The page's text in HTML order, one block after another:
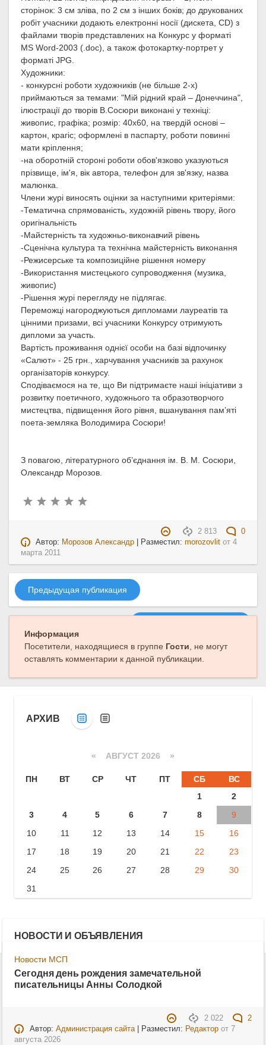
сторінок: 3 см зліва, по 2 см з інших боків; до друкованих
робіт учасники додають електронні носії (дискета, CD) з
файлами творів представлених на Конкурс у форматі
MS Word-2003 (.doc), а також фотокартку-портрет у
форматі JPG.
Художники:
- конкурсні роботи художників (не більше 2-х)
приймаються за темами: "Мій рідний край – Донеччина",
ілюстрації до творів В.Сосюри виконані у техніці:
живопис, графіка; розмір: 40х60, на твердій основі –
картон, крагіс; оформлені в паспарту, роботи повинні
мати кріплення;
-на оборотній стороні роботи обов'язково указуються
прізвище, ім'я, вік автора, телефон для зв'язку, назва
малюнка.
Члени журі виносять оцінки за наступними критеріями:
-Тематична спрямованість, художній рівень твору, його
оригінальність
-Майстерність та художньо-виконавчий рівень
-Сценічна культура та технічна майстерність виконання
-Режисерське та композиційне рішення номеру
-Використання мистецького супроводження (музика,
живопис)
-Рішення журі перегляду не підлягає.
Переможці нагороджуються дипломами лауреатів та
цінними призами, всі учасники Конкурсу отримують
дипломи за участь.
Вартість проживання однієї особи на базі відпочинку
«Салют» - 25 грн., харчування учасників за рахунок
організаторів конкурсу.
Сподіваємося на те, що Ви підтримаєте наші ініціативи з
розвитку поетичного, художнього та образотворчого
мистецтва, підвищення його рівня, вшанування пам’яті
поета-земляка Володимира Сосюри!
З повагою, літературного об’єднання ім. В. М. Сосюри,
Олександр Морозов.
2 813
0
Автор: Морозов Александр | Разместил:morozovlit от4
марта 2011
Предыдущая публикация
Информация
Посетители, находящиеся в группе Гости, не могут
оставлять комментарии к данной публикации.
АРХИВ
« АВГУСТ 2026 »
ПН ВТ СР ЧТ ПТ СБ
ВС
1
2
3
4 5 6 7 8
9
10
11 12 13 14 15
16
17
18 19 20 21 22
23
24
25 26 27 28 29
30
31
НОВОСТИ И ОБЪЯВЛЕНИЯ
Новости МСП
Сегодня день рождения замечательной
писательницы Анны Солодкой
2 022
2
Автор: Администрация сайта| Разместил: Редакторот 7
августа 2026